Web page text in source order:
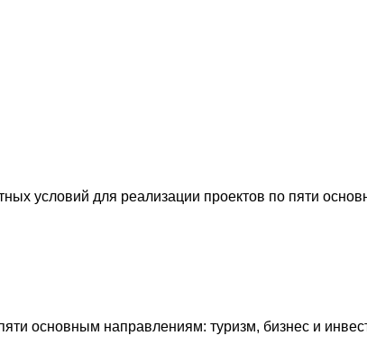
условий для реализации проектов по пяти
основным направлениям: туризм, бизнес и